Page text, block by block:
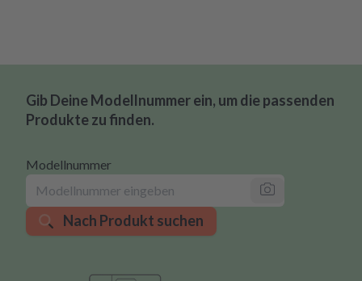
Gib Deine Modellnummer ein, um die passenden
Produkte zu finden.
Modellnummer
Nach Produkt suchen